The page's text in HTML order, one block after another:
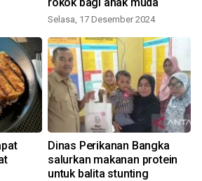
Selasa, 17 Desember 2024
Dinas Perikanan Bangka
salurkan makanan protein
untuk balita stunting